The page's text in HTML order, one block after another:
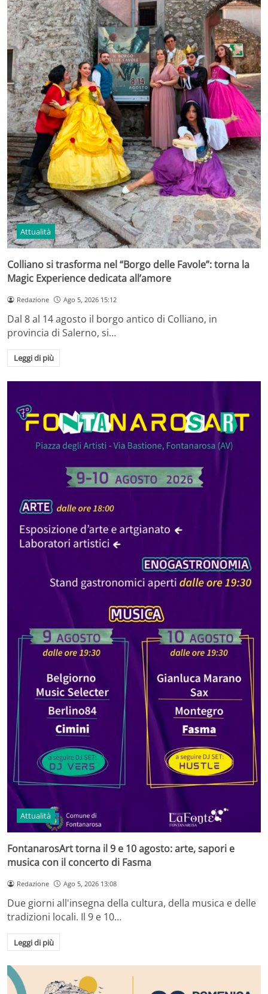
Attualità
Colliano si trasforma nel “Borgo delle Favole”: torna la
Magic Experience dedicata all’amore
Redazione Ago 5, 2026 15:12
Dal 8 al 14 agosto il borgo antico di Colliano, in
provincia di Salerno, si…
Leggi di più
Attualità
FontanarosArt torna il 9 e 10 agosto: arte, sapori e
musica con il concerto di Fasma
Redazione Ago 5, 2026 13:08
Due giorni all'insegna della cultura, della musica e delle
tradizioni locali. Il 9 e 10…
Leggi di più